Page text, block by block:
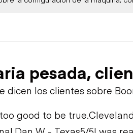
pesada,
dicen los clientes sobre
good to be true.